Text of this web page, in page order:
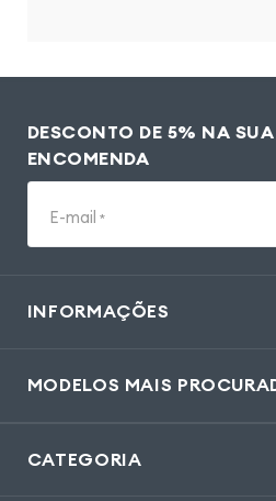
DESCONTO DE 5% NA SUA
ENCOMENDA
E-mail *
INFORMAÇÕES
MODELOS MAIS
CATEGORIA